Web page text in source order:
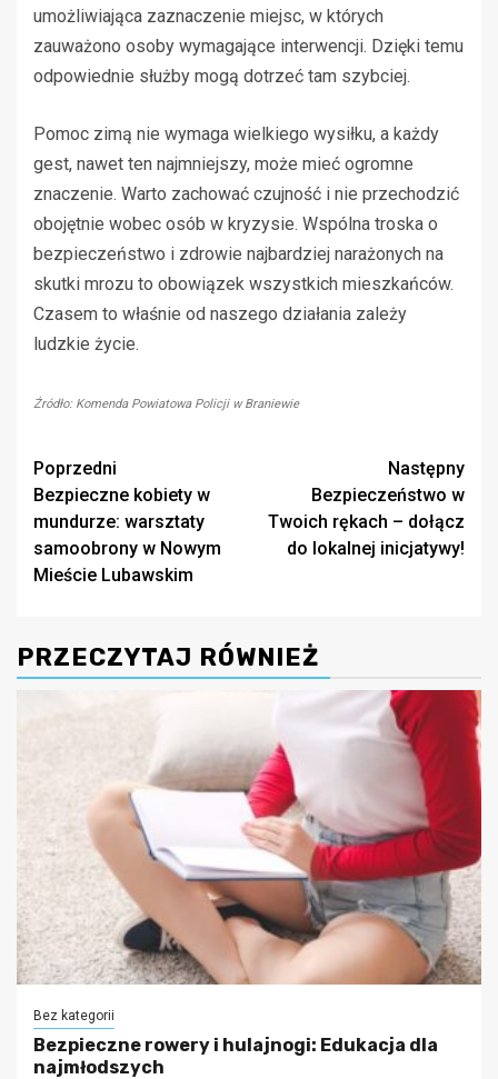
umożliwiająca zaznaczenie miejsc, w których
zauważono osoby wymagające interwencji. Dzięki temu
odpowiednie służby mogą dotrzeć tam szybciej.
Pomoc zimą nie wymaga wielkiego wysiłku, a każdy
gest, nawet ten najmniejszy, może mieć ogromne
znaczenie. Warto zachować czujność i nie przechodzić
obojętnie wobec osób w kryzysie. Wspólna troska o
bezpieczeństwo i zdrowie najbardziej narażonych na
skutki mrozu to obowiązek wszystkich mieszkańców.
Czasem to właśnie od naszego działania zależy
ludzkie życie.
Źródło: Komenda Powiatowa Policji w Braniewie
Zobacz
wpisy
Poprzedni
Bezpieczne kobiety w
mundurze: warsztaty
samoobrony w Nowym
Mieście Lubawskim
Następny
Bezpieczeństwo w
Twoich rękach – dołącz
do lokalnej inicjatywy!
PRZECZYTAJ RÓWNIEŻ
Bez kategorii
Bezpieczne rowery i hulajnogi: Edukacja dla
najmłodszych